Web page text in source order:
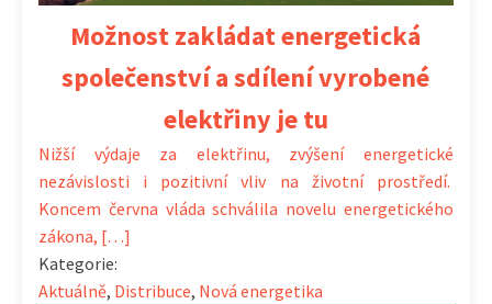
Možnost zakládat energetická
společenství a sdílení vyrobené
elektřiny je tu
Nižší výdaje za elektřinu, zvýšení energetické
nezávislosti i pozitivní vliv na životní prostředí.
Koncem června vláda schválila novelu energetického
zákona, […]
Kategorie:
Aktuálně, Distribuce, Nová energetika